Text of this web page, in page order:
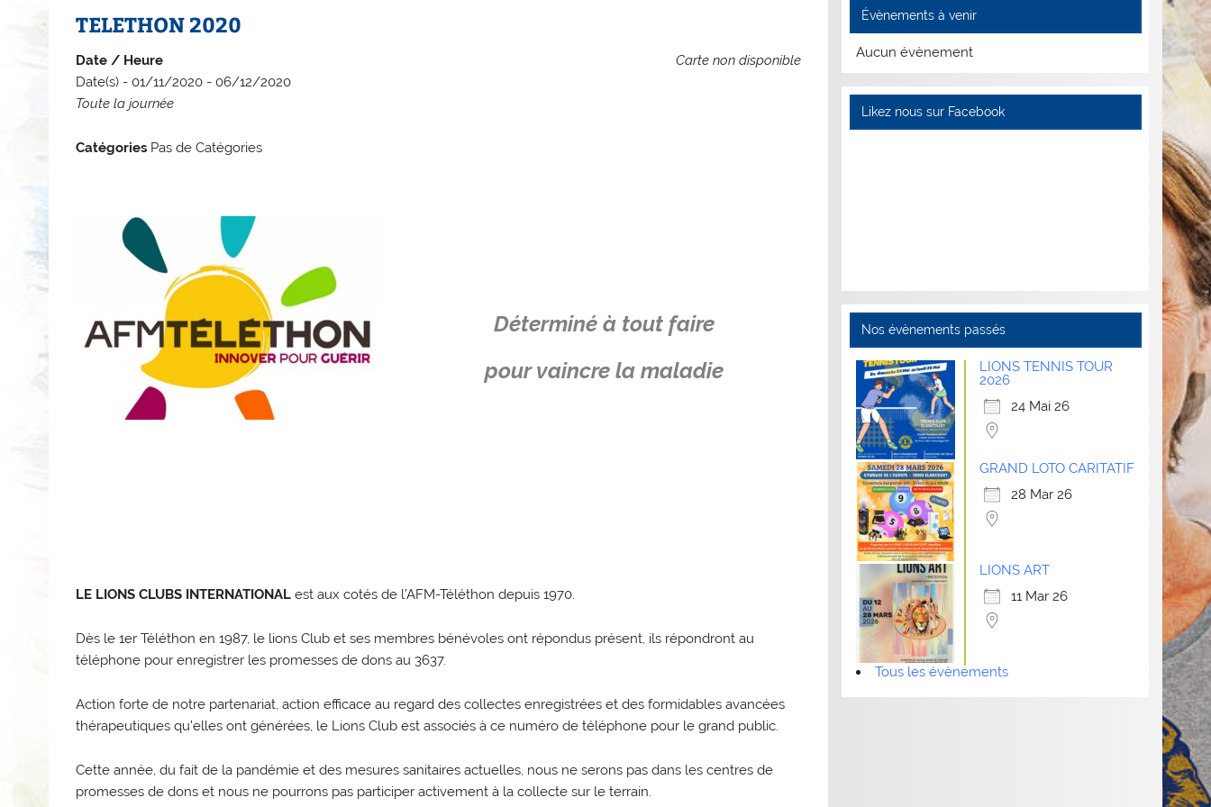
TELETHON 2020
Carte non disponible
Date / Heure
Date(s) - 01/11/2020 - 06/12/2020
Toute la journée
Catégories Pas de Catégories
Déterminé à tout faire
pour vaincre la maladie
LE LIONS CLUBS INTERNATIONALest aux cotés de l’AFM-Téléthon depuis 1970.
Dès le 1er Téléthon en 1987, le lions Club et ses membres bénévoles ont répondus présent, ils répondront au
téléphone pour enregistrer les promesses de dons au 3637.
Action forte de notre partenariat, action efficace au regard des collectes enregistrées et des formidables avancées
thérapeutiques qu’elles ont générées, le Lions Club est associés à ce numéro de téléphone pour le grand public.
Cette année, du fait de la pandémie et des mesures sanitaires actuelles, nous ne serons pas dans les centres de
promesses de dons et nous ne pourrons pas participer activement à la collecte sur le terrain.
Évènements à venir
Aucun évènement
Likez nous sur Facebook
Nos évènements passés
LIONS TENNIS TOUR
2026
24 Mai 26
GRAND LOTO CARITATIF
28 Mar 26
LIONS ART
11 Mar 26
Tous les évènements